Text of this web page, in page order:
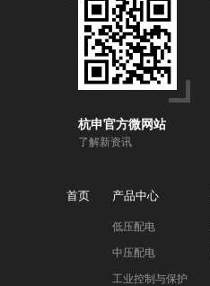
杭申官方微网站
了解新资讯
首页 产品中心
低压配电
中压配电
工业控制与保护